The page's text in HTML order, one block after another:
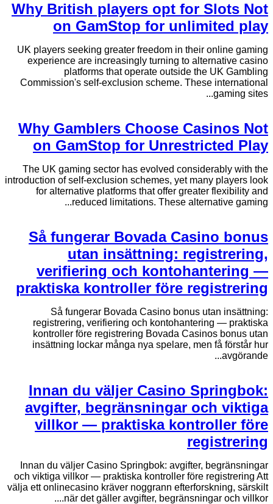
Why British players opt for Slots Not
on GamStop for unlimited play
UK players seeking greater freedom in their online gaming
experience are increasingly turning to alternative casino
platforms that operate outside the UK Gambling
Commission's self-exclusion scheme. These international
gaming sites...
Why Gamblers Choose Casinos Not
on GamStop for Unrestricted Play
The UK gaming sector has evolved considerably with the
introduction of self-exclusion schemes, yet many players look
for alternative platforms that offer greater flexibility and
reduced limitations. These alternative gaming...
Så fungerar Bovada Casino bonus
utan insättning: registrering,
verifiering och kontohantering —
praktiska kontroller före registrering
Så fungerar Bovada Casino bonus utan insättning:
registrering, verifiering och kontohantering — praktiska
kontroller före registrering Bovada Casinos bonus utan
insättning lockar många nya spelare, men få förstår hur
avgörande...
Innan du väljer Casino Springbok:
avgifter, begränsningar och viktiga
villkor — praktiska kontroller före
registrering
Innan du väljer Casino Springbok: avgifter, begränsningar
och viktiga villkor — praktiska kontroller före registrering Att
välja ett onlinecasino kräver noggrann efterforskning, särskilt
när det gäller avgifter, begränsningar och villkor....